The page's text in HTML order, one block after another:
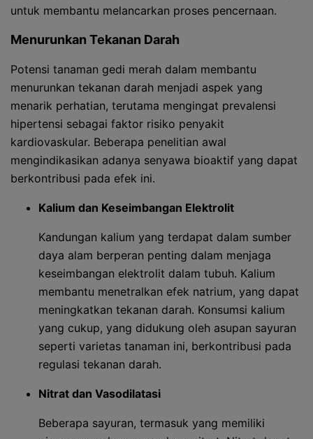
untuk membantu melancarkan proses pencernaan.
Menurunkan Tekanan Darah
Potensi tanaman gedi merah dalam membantu
menurunkan tekanan darah menjadi aspek yang
menarik perhatian, terutama mengingat prevalensi
hipertensi sebagai faktor risiko penyakit
kardiovaskular. Beberapa penelitian awal
mengindikasikan adanya senyawa bioaktif yang dapat
berkontribusi pada efek ini.
Kalium dan Keseimbangan Elektrolit
Kandungan kalium yang terdapat dalam sumber
daya alam berperan penting dalam menjaga
keseimbangan elektrolit dalam tubuh. Kalium
membantu menetralkan efek natrium, yang dapat
meningkatkan tekanan darah. Konsumsi kalium
yang cukup, yang didukung oleh asupan sayuran
seperti varietas tanaman ini, berkontribusi pada
regulasi tekanan darah.
Nitrat dan Vasodilatasi
Beberapa sayuran, termasuk yang memiliki